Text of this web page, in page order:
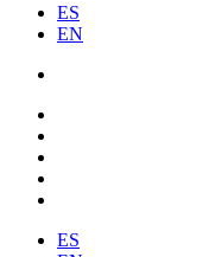
ES
EN
ES